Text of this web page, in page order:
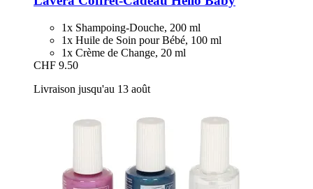
1x Shampoing-Douche, 200 ml
1x Huile de Soin pour Bébé, 100 ml
1x Crème de Change, 20 ml
CHF 9.50
Livraison jusqu'au 13 août